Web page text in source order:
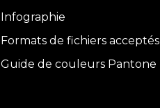
Infographie
Formats de fichiers acceptés
Guide de couleurs Pantone